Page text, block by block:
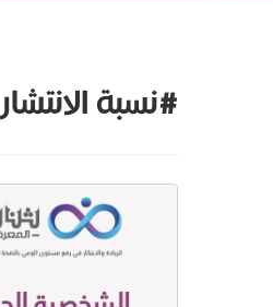
#نسبة الانتشار